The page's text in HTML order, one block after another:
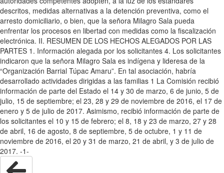
descritos, medidas alternativas a la detención preventiva, como el
arresto domiciliario, o bien, que la señora Milagro Sala pueda
enfrentar los procesos en libertad con medidas como la fiscalización
electrónica. II. RESUMEN DE LOS HECHOS ALEGADOS POR LAS
PARTES 1. Información alegada por los solicitantes 4. Los solicitantes
indicaron que la señora Milagro Sala es indígena y lideresa de la
“Organización Barrial Túpac Amaru”. En tal asociación, habría
desarrollado actividades dirigidas a las familias 1 La Comisión recibió
información de parte del Estado el 14 y 30 de marzo, 6 de junio, 5 de
julio, 15 de septiembre; el 23, 28 y 29 de noviembre de 2016, el 17 de
enero y 5 de julio de 2017. Asimismo, recibió información de parte de
los solicitantes el 10 y 15 de febrero; el 8, 18 y 23 de marzo, 27 y 28
de abril, 16 de agosto, 8 de septiembre, 5 de octubre, 1 y 11 de
noviembre de 2016, el 20 y 31 de marzo, 21 de abril, y 3 de julio de
2017. -1-